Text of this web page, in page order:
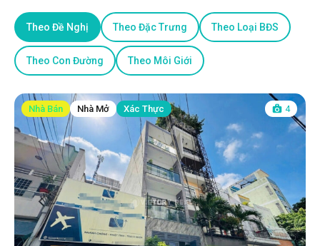
Theo Đề Nghị Theo Đặc Trưng Theo Loại BĐS
Theo Con Đường Theo Môi Giới
Nhà Bán Nhà Mở Xác Thực 4